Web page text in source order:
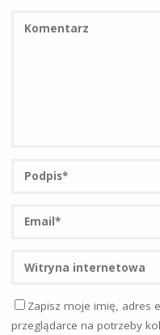
Zapisz moje imię, adres
przeglądarce na potrzeby